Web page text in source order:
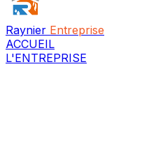
Raynier Entreprise
ACCUEIL
L'ENTREPRISE